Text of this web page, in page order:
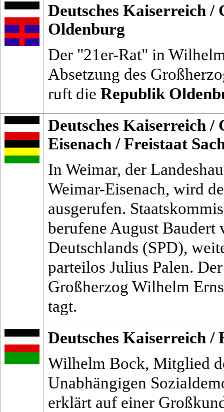
Deutsches Kaiserreich /
Oldenburg
Der "21er-Rat" in
Absetzung des
ruft die Republik
Deutsches Kaiserreich /
Eisenach /Freistaat
In Weimar, der
Weimar-Eisenach, wird
ausgerufen.
berufene August Baudert
Deutschlands (SPD),
parteilos Julius Palen.
Großherzog Wilhelm
tagt.
Deutsches Kaiserreich /
Wilhelm Bock, Mitglied
Unabhängigen
erklärt auf einer